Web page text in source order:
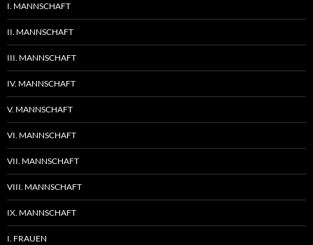
I. MANNSCHAFT
II. MANNSCHAFT
III. MANNSCHAFT
IV. MANNSCHAFT
V. MANNSCHAFT
VI. MANNSCHAFT
VII. MANNSCHAFT
VIII. MANNSCHAFT
IX. MANNSCHAFT
I. FRAUEN